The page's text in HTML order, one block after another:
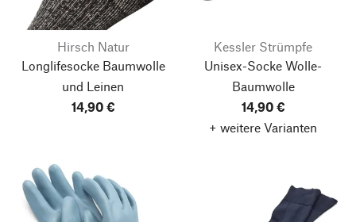
Hirsch Natur
Longlifesocke Baumwolle
und Leinen
14,90 €
Kessler Strümpfe
Unisex-Socke Wolle-
Baumwolle
14,90 €
+ weitere Varianten